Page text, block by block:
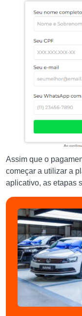
Assim que o
começar a utilizar a
aplicativo, as etapas